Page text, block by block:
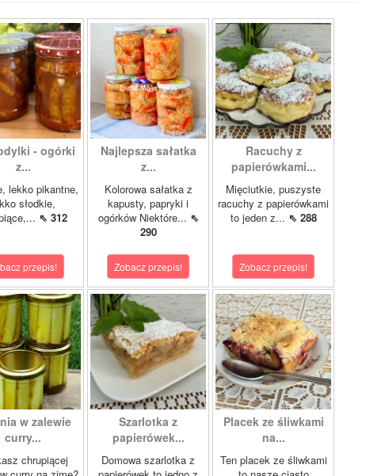
- ogórki
z...
lekko pikantne,
słodkie,
⇖ 312
przepis!
Najlepsza sałatka
z...
Kolorowa sałatka z
kapusty, papryki i
ogórków Niektóre... ⇖
290
Zobacz przepis!
Racuchy z
papierówkami...
Mięciutkie, puszyste
racuchy z papierówkami
to jeden z... ⇖ 288
Zobacz przepis!
w zalewie
curry...
chrupiącej
Szarlotka z
papierówek...
Domowa szarlotka z
Placek ze śliwkami
na...
Ten placek ze śliwkami